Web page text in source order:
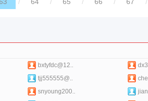
bxtyfdc@12..
tjj555555@..
snyoung200..